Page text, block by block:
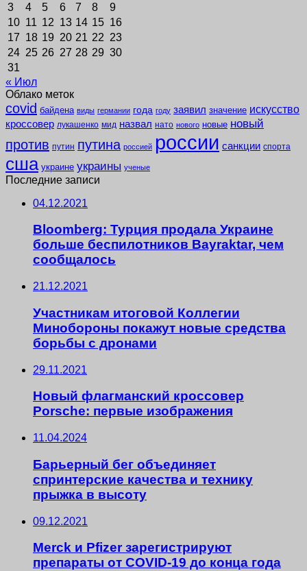
3
4 5 6 7 8
9
10 11 12 13 14 15 16
17 18 19 20 21 22 23
24 25 26 27 28 29 30
31
« Июл
Облако меток
covid байдена виды германии года году заявил значение искусство
кроссовер лукашенко мид назвал нато нового новые новый
против путин путина россией россии санкции спорта
сша украине украины ученые
Последние записи
04.12.2021
Bloomberg: Турция продала Украине
больше беспилотников Bayraktar, чем
сообщалось
21.12.2021
Участникам итоговой Коллегии
Минобороны покажут новые средства
борьбы с дронами
29.11.2021
Новый флагманский кроссовер
Porsche: первые изображения
11.04.2024
Барьерный бег объединяет
спринтерские качества и технику
прыжка в высоту
09.12.2021
Merck и Pfizer зарегистрируют
препараты от COVID-19 до конца года